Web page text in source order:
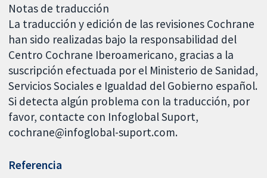
Notas de traducción
La traducción y edición de las revisiones Cochrane
han sido realizadas bajo la responsabilidad del
Centro Cochrane Iberoamericano, gracias a la
suscripción efectuada por el Ministerio de Sanidad,
Servicios Sociales e Igualdad del Gobierno español.
Si detecta algún problema con la traducción, por
favor, contacte con Infoglobal Suport,
cochrane@infoglobal-suport.com.
Referencia